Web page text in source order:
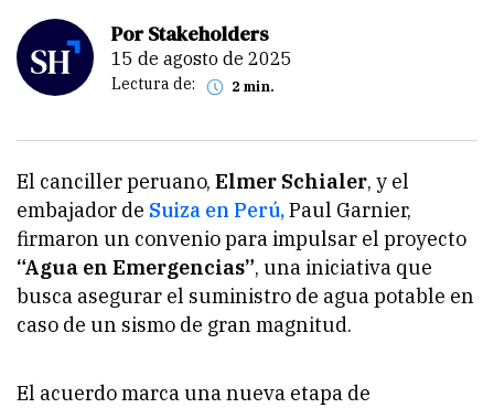
Por Stakeholders
15 de agosto de 2025
Lectura de: 2 min.
El canciller peruano, Elmer Schialer, y el
embajador de Suiza en Perú,Paul Garnier,
firmaron un convenio para impulsar el proyecto
“Agua en Emergencias”, una iniciativa que
busca asegurar el suministro de agua potable en
caso de un sismo de gran magnitud.
El acuerdo marca una nueva etapa de